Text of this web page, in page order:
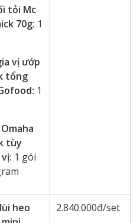
tỏi Mc
70g: 1
vị ướp
tổng
1
tùy
1 gói
heo
2.840.000đ/set